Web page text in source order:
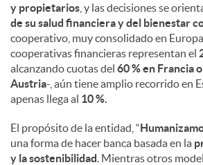
y propietarios , y las decisiones se
de su salud financiera y del bienestar
cooperativo, muy consolidado en
cooperativas financieras representan el
alcanzando cuotas del 60 % en Francia
Austria-, aún tiene amplio recorrido en
apenas llega al 10 %.
El propósito de la entidad, “
una forma de hacer banca basada en la
y la sostenibilidad . Mientras otros